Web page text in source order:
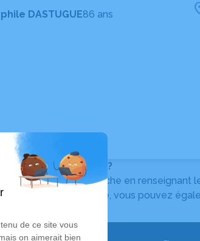
DASTUGUE86 ans
de décès recherché ?
la barre de recherche en
fonctionnement du site, vous pouvez